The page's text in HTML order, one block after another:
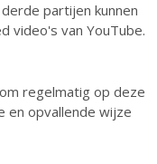
partijen kunnen
video's van YouTube.
regelmatig op deze
en opvallende wijze